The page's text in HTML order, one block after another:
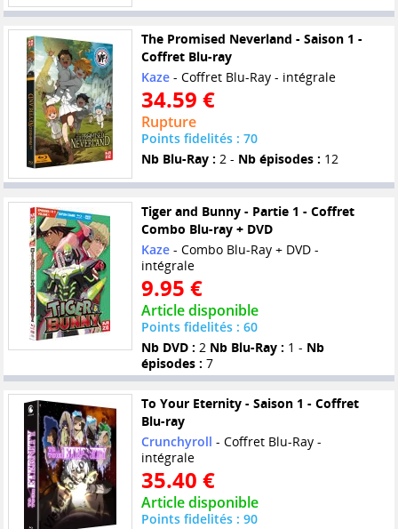
The Promised Neverland - Saison 1 -
Coffret Blu-ray
Kaze- Coffret Blu-Ray - intégrale
34.59 €
Rupture
Points fidelités : 70
Nb Blu-Ray : 2 - Nb épisodes : 12
Tiger and Bunny - Partie 1 - Coffret
Combo Blu-ray + DVD
Kaze- Combo Blu-Ray + DVD -
intégrale
9.95 €
Article disponible
Points fidelités : 60
Nb DVD : 2 Nb Blu-Ray : 1 - Nb
épisodes : 7
To Your Eternity - Saison 1 - Coffret
Blu-ray
Crunchyroll - Coffret Blu-Ray -
intégrale
35.40 €
Article disponible
Points fidelités : 90